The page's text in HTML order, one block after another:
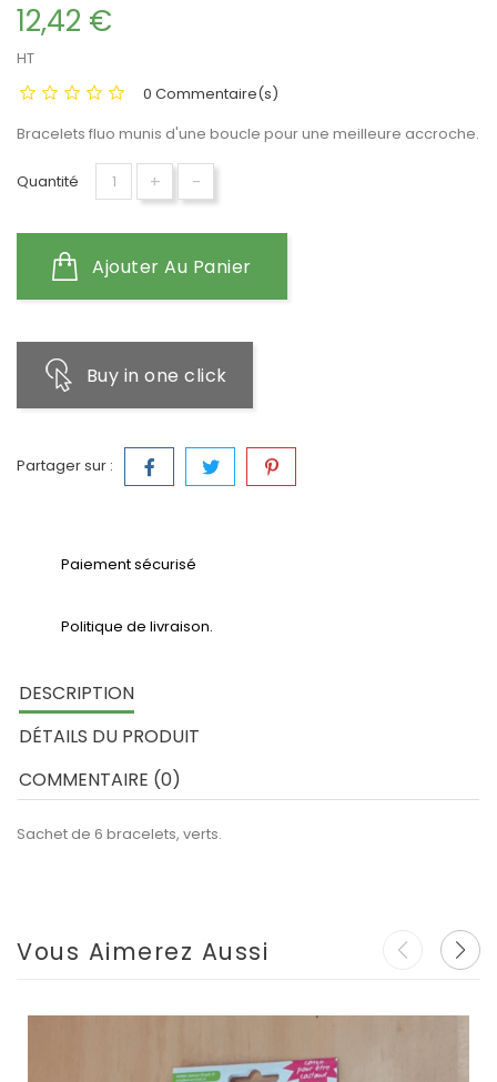
12,42 €
HT
0 Commentaire(s)
Bracelets fluo munis d'une boucle pour une meilleure accroche.
Quantité + -
Ajouter Au Panier
Buy in one click
Partager sur :
Paiement sécurisé
Politique de livraison.
DESCRIPTION
DÉTAILS DU PRODUIT
COMMENTAIRE (0)
Sachet de 6 bracelets, verts.
Vous Aimerez Aussi